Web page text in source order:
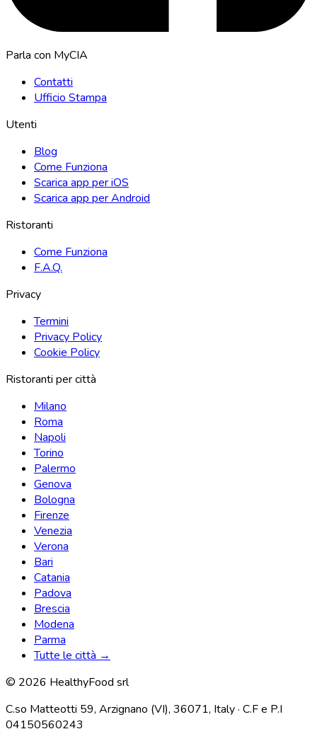
Parla con MyCIA
Contatti
Ufficio Stampa
Utenti
Blog
Come Funziona
Scarica app per iOS
Scarica app per Android
Ristoranti
Come Funziona
F.A.Q.
Privacy
Termini
Privacy Policy
Cookie Policy
Ristoranti per città
Milano
Roma
Napoli
Torino
Palermo
Genova
Bologna
Firenze
Venezia
Verona
Bari
Catania
Padova
Brescia
Modena
Parma
Tutte le città →
© 2026 HealthyFood srl
C.so Matteotti 59, Arzignano (VI), 36071, Italy · C.F e P.I
04150560243